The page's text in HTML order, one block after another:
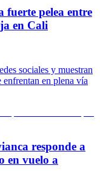
fuerte pelea entre
en Cali
sociales y muestran
enfrentan en plena vía
responde a
en vuelo a